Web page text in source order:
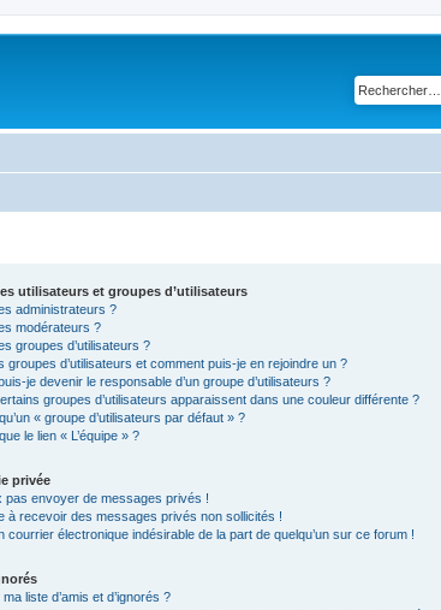
utilisateurs et groupes d’utilisateurs
administrateurs ?
modérateurs ?
groupes d’utilisateurs ?
groupes d’utilisateurs et comment puis-je en rejoindre un ?
je devenir le responsable d’un groupe d’utilisateurs ?
groupes d’utilisateurs apparaissent dans une couleur différente ?
« groupe d’utilisateurs par défaut » ?
le lien « L’équipe » ?
privée
pas envoyer de messages privés !
à recevoir des messages privés non sollicités !
courrier électronique indésirable de la part de quelqu’un sur ce forum !
liste d’amis et d’ignorés ?